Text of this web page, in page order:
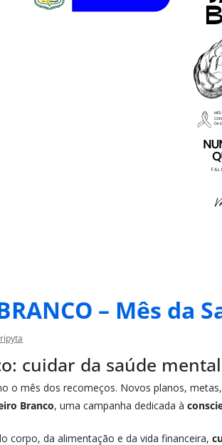
– Mês da
cuidar da saúde
o mês dos recomeços. Novos planos,
Branco, uma campanha dedicada à
corpo, da alimentação e da vida financeira,